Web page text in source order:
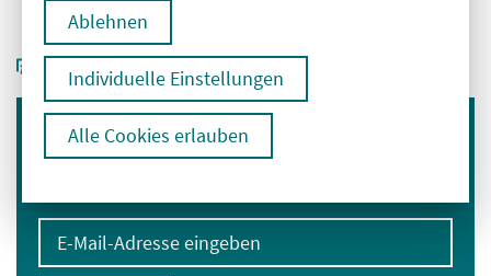
Ablehnen
Individuelle Einstellungen
Alle Cookies erlauben
Immer informiert bleiben
E-Mail-Adresse eingeben